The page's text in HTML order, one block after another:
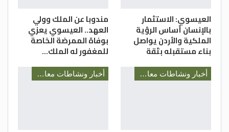
العيسوي: الاستثمار
بالإنسان أساس الرؤية
الملكية والأردن يواصل
بناء مستقبله بثقة
مندوبا عن الملك وولي
العهد.. العيسوي يعزي
بوفاة الممرضة الخاصة
للمغفور له الملك…
أخبار ونشاطات معالي رئيس الديوان الملكي السيد يوسف العيسوي أخبار ونشاطات معالي رئيس الديوان الملكي السيد يوسف العيسوي